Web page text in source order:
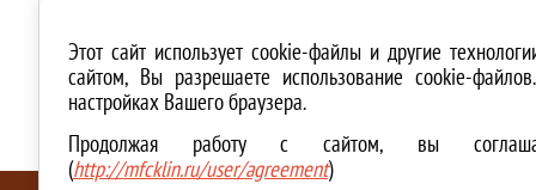
Этот сайт использует cookie-файлы и другие
сайтом, Вы разрешаете использование cookie-
настройках Вашего браузера.
Продолжая работу с сайтом, вы
(http://mfcklin.ru/user/agreement)